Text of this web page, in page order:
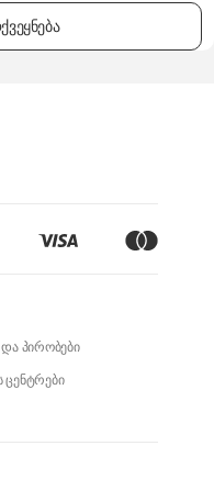
და პირობები
ცენტრები